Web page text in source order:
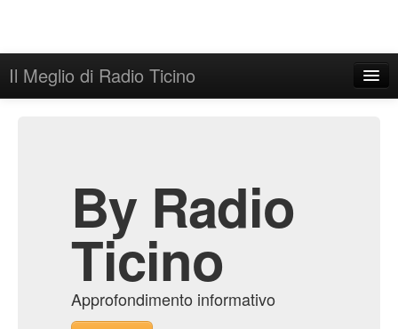
Il Meglio di Radio Ticino
By Radio
Ticino
Approfondimento informativo